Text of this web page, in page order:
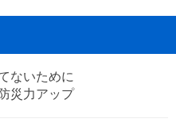
ないために
災力アップ